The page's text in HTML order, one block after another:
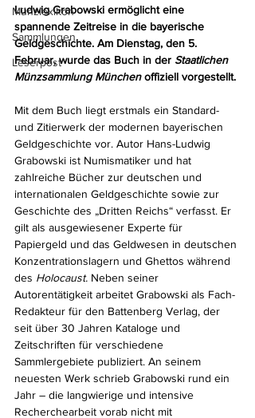
Münzlexikon
Sammlungen
Leserpost
Ludwig Grabowski ermöglicht eine
spannende Zeitreise in die bayerische
Geldgeschichte. Am Dienstag, den 5.
Februar, wurde das Buch in der Staatlichen
Münzsammlung München offiziell vorgestellt.
Mit dem Buch liegt erstmals ein Standard-
und Zitierwerk der modernen bayerischen
Geldgeschichte vor. Autor Hans-Ludwig
Grabowski ist Numismatiker und hat
zahlreiche Bücher zur deutschen und
internationalen Geldgeschichte sowie zur
Geschichte des „Dritten Reichs“ verfasst. Er
gilt als ausgewiesener Experte für
Papiergeld und das Geldwesen in deutschen
Konzentrationslagern und Ghettos während
des Holocaust. Neben seiner
Autorentätigkeit arbeitet Grabowski als Fach-
Redakteur für den Battenberg Verlag, der
seit über 30 Jahren Kataloge und
Zeitschriften für verschiedene
Sammlergebiete publiziert. An seinem
neuesten Werk schrieb Grabowski rund ein
Jahr – die langwierige und intensive
Recherchearbeit vorab nicht mit